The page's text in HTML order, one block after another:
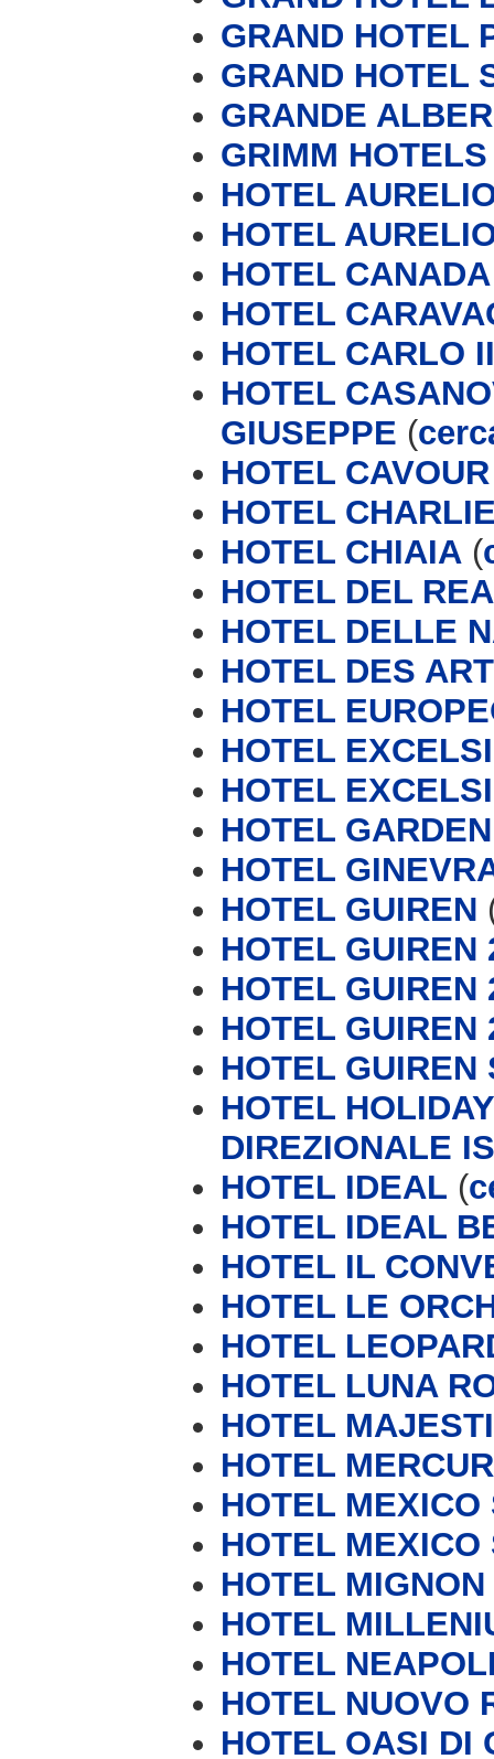
GRAND HOTEL
GRAND HOTEL
GRANDE
GRIMM
HOTEL
HOTEL
HOTEL CANADA
HOTEL
HOTEL CARLO
HOTEL
GIUSEPPE (
HOTEL CAVOUR
HOTEL
HOTEL CHIAIA (
HOTEL DEL
HOTEL DELLE
HOTEL DES
HOTEL
HOTEL
HOTEL
HOTEL GARDEN
HOTEL
HOTEL GUIREN
HOTEL GUIREN
HOTEL GUIREN
HOTEL GUIREN
HOTEL GUIREN
HOTEL
DIREZIONALE
HOTEL IDEAL (
HOTEL IDEAL
HOTEL IL
HOTEL LE
HOTEL
HOTEL LUNA
HOTEL
HOTEL
HOTEL MEXICO
HOTEL MEXICO
HOTEL MIGNON
HOTEL
HOTEL
HOTEL NUOVO
HOTEL OASI DI